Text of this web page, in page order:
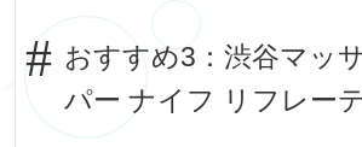
おすすめ3：渋谷マッ
パー ナイフ リフレー